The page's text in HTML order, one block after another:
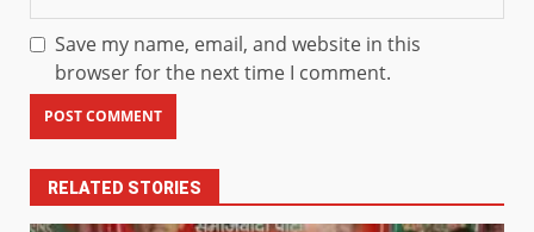
Save my name, email, and website in this
browser for the next time I comment.
RELATED STORIES